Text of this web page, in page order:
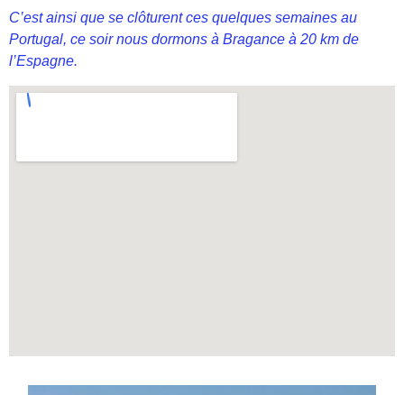
C’est ainsi que se clôturent ces quelques semaines au
Portugal, ce soir nous dormons à Bragance à 20 km de
l’Espagne.